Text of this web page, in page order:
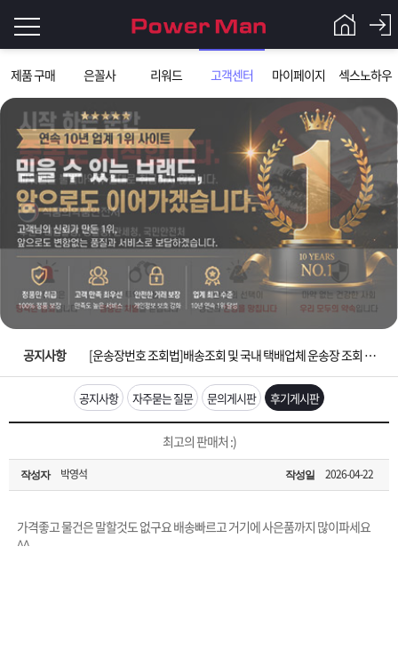
제품 구매 은꼴사 리워드 고객센터 마이페이지 섹스노하우
그
인
이
필
요
니
로
Q&A
파
워
맨
제
품
은
노
하
객
센
마
이
주
공지사항
입금확인이 안되는 상황을 대비해 꼭 입금후 고객센터 연락바랍니다.
[2026구정 연휴]설 연휴 배송 및 휴무 안내
[운송장번호 조회법]배송조회 및 국내 택배업체 운송장 조회 하는법
[ios앱 오픈]아이폰 고객 앱설치 가능합니다.
[무인택배함 이용 안내] 집 밖에 주소로 택배 받기
입금확인이 안되는 상황을 대비해 꼭 입금후 고객센터 연락바랍니다.
[2026구정 연휴]설 연휴 배송 및 휴무 안내
공지사항 자주묻는 질문 문의게시판 후기게시판
최고의 판매처 :)
작성자 박영석 작성일 2026-04-22
가격좋고 물건은 말할것도 없구요 배송빠르고 거기에 사은품까지 많이파세요
^^